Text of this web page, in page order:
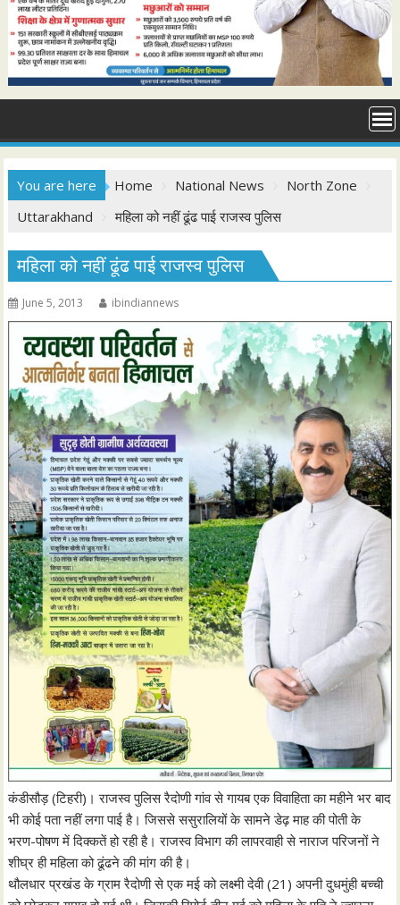
You are here Home National News
North Zone
Uttarakhand
महिला को नहीं ढूंढ पाई राजस्व पुलिस
महिला को नहीं ढूंढ पाई राजस्व पुलिस
June 5, 2013 ibindiannews
कंडीसौड़ (टिहरी)। राजस्व पुलिस रैदोणी गांव से गायब एक विवाहिता का महीने भर बाद
भी कोई पता नहीं लगा पाई है। जिससे ससुरालियों के सामने डेढ़ माह की पोती के
भरण-पोषण में दिक्कतें हो रही है। राजस्व विभाग की लापरवाही से नाराज परिजनों ने
शीघ्र ही महिला को ढूंढने की मांग की है।
थौलधार प्रखंड के ग्राम रैदोणी से एक मई को लक्ष्मी देवी (21) अपनी दुधमुंही बच्ची